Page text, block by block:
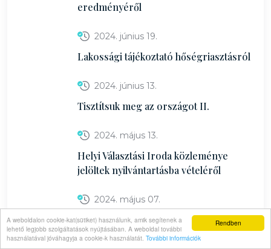
Rendben
A weboldalon cookie-kat(sütiket) használunk, amik segítenek a
lehető legjobb szolgáltatások nyújtásában. A weboldal további
használatával jóváhagyja a cookie-k használatát. További információk
eredményéről
2024. június 19.
Lakossági tájékoztató hőségriasztásról
2024. június 13.
Tisztítsuk meg az országot II.
2024. május 13.
Helyi Választási Iroda közleménye
jelöltek nyilvántartásba vételéről
2024. május 07.
Tájékoztató a településen áthaladó
közúti forgalommal kapcsolatosan